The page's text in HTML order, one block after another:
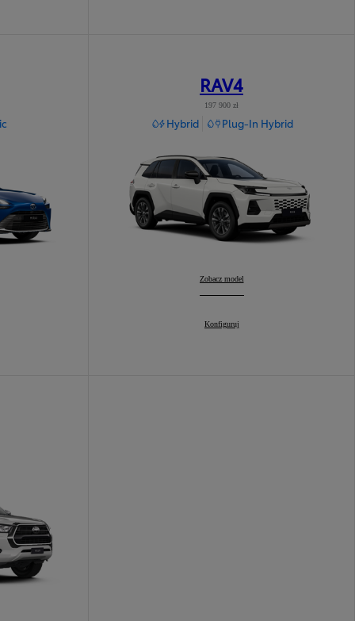
RAV4
197 900 zł
Hybrid Plug-In Hybrid
RAV4:
Zobacz model
RAV4:
Konfiguruj